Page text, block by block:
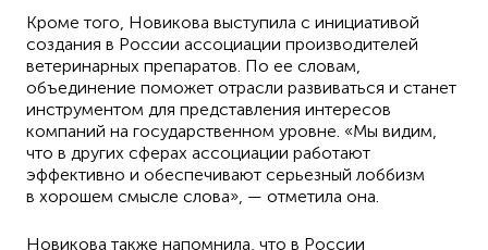
Кроме того, Новикова выступила с инициативой
создания в России ассоциации производителей
ветеринарных препаратов. По еe словам,
объединение поможет отрасли развиваться и станет
инструментом для представления интересов
компаний на государственном уровне. «Мы видим,
что в других сферах ассоциации работают
эффективно и обеспечивают серьезный лоббизм
в хорошем смысле слова», — отметила она.
Новикова также напомнила, что в России